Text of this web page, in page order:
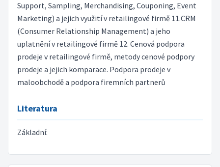
Support, Sampling, Merchandising, Couponing, Event
Marketing) a jejich využití v retailingové firmě 11.CRM
(Consumer Relationship Management) a jeho
uplatnění v retailingové firmě 12. Cenová podpora
prodeje v retailingové firmě, metody cenové podpory
prodeje a jejich komparace. Podpora prodeje v
maloobchodě a podpora firemních partnerů
Literatura
Základní: